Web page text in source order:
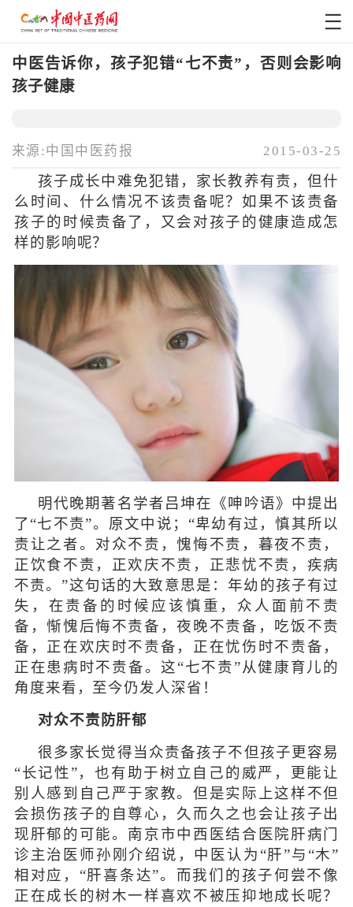
中医告诉你，孩子犯错“七不责”，否则会影响
孩子健康
来源:中国中医药报 2015-03-25
孩子成长中难免犯错，家长教养有责，但什
么时间、什么情况不该责备呢？如果不该责备
孩子的时候责备了，又会对孩子的健康造成怎
样的影响呢？
明代晚期著名学者吕坤在《呻吟语》中提出
了“七不责”。原文中说；“卑幼有过，慎其所以
责让之者。对众不责，愧悔不责，暮夜不责，
正饮食不责，正欢庆不责，正悲忧不责，疾病
不责。”这句话的大致意思是：年幼的孩子有过
失，在责备的时候应该慎重，众人面前不责
备，惭愧后悔不责备，夜晚不责备，吃饭不责
备，正在欢庆时不责备，正在忧伤时不责备，
正在患病时不责备。这“七不责”从健康育儿的
角度来看，至今仍发人深省！
对众不责防肝郁
很多家长觉得当众责备孩子不但孩子更容易
“长记性”，也有助于树立自己的威严，更能让
别人感到自己严于家教。但是实际上这样不但
会损伤孩子的自尊心，久而久之也会让孩子出
现肝郁的可能。南京市中西医结合医院肝病门
诊主治医师孙刚介绍说，中医认为“肝”与“木”
相对应，“肝喜条达”。而我们的孩子何尝不像
正在成长的树木一样喜欢不被压抑地成长呢？